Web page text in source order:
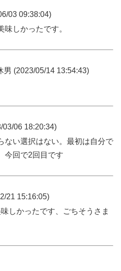
03 09:38:04)
しかったです。
男 (2023/05/14 13:54:43)
03/06 18:20:34)
ない選択はない。最初は自分で
今回で2回目です
21 15:16:05)
しかったです、ごちそうさま